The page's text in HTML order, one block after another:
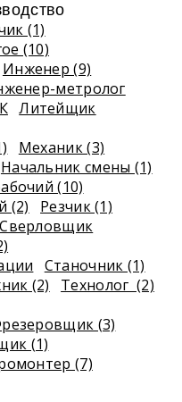
(1)
(10)
Инженер (9)
метролог
Литейщик
Механик (3)
Начальник смены (1)
(10)
(2)
Резчик (1)
Сверловщик
Станочник (1)
(2)
Технолог (2)
(3)
(1)
(7)